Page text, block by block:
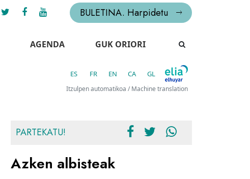
BULETINA. Harpidetu
AGENDA GUK ORIORI
ES FR EN CA GL
Itzulpen automatikoa / Machine translation
PARTEKATU!
Azken albisteak